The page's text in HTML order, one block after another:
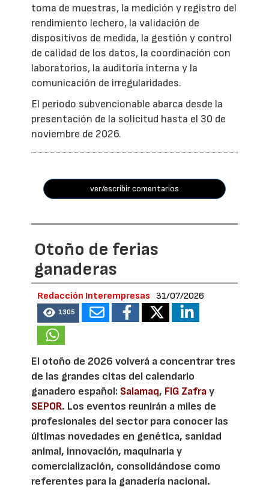
toma de muestras, la medición y registro del
rendimiento lechero, la validación de
dispositivos de medida, la gestión y control
de calidad de los datos, la coordinación con
laboratorios, la auditoría interna y la
comunicación de irregularidades.
El periodo subvencionable abarca desde la
presentación de la solicitud hasta el 30 de
noviembre de 2026.
ver/escribir comentarios
Otoño de ferias
ganaderas
Redacción Interempresas 31/07/2026
1305
El otoño de 2026 volverá a concentrar tres
de las grandes citas del calendario
ganadero español: Salamaq, FIG Zafray
SEPOR. Los eventos reunirán a miles de
profesionales del sector para conocer las
últimas novedades en genética, sanidad
animal, innovación, maquinaria y
comercialización, consolidándose como
referentes para la ganadería nacional.